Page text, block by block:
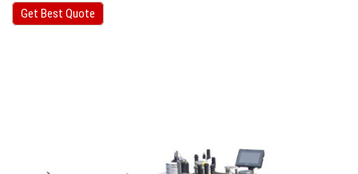
Get Best Quote